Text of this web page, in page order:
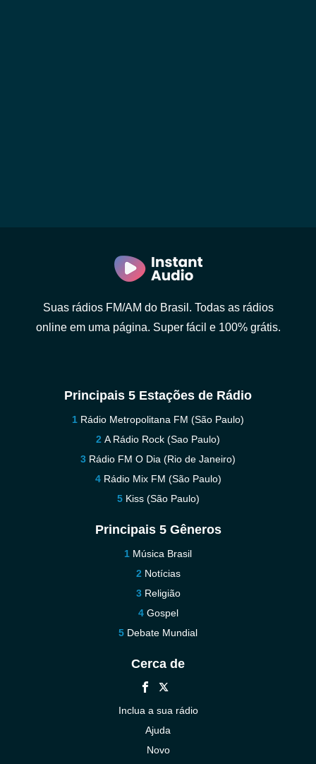
Suas rádios FM/AM do Brasil. Todas as rádios
online em uma página. Super fácil e 100% grátis.
Principais 5 Estações de Rádio
Rádio Metropolitana FM (São Paulo)
A Rádio Rock (Sao Paulo)
Rádio FM O Dia (Rio de Janeiro)
Rádio Mix FM (São Paulo)
Kiss (São Paulo)
Principais 5 Gêneros
Música Brasil
Notícias
Religião
Gospel
Debate Mundial
Cerca de
Inclua a sua rádio
Ajuda
Novo